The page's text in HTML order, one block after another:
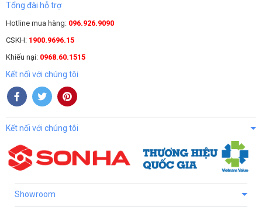
Tổng đài hỗ trợ
Hotline mua hàng: 096.926.9090
CSKH: 1900.9696.15
Khiếu nại: 0968.60.1515
Kết nối với chúng tôi
Kết nối với chúng tôi
Showroom